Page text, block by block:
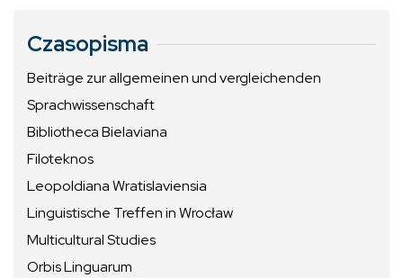
Czasopisma
Beiträge zur allgemeinen und vergleichenden
Sprachwissenschaft
Bibliotheca Bielaviana
Filoteknos
Leopoldiana Wratislaviensia
Linguistische Treffen in Wrocław
Multicultural Studies
Orbis Linguarum